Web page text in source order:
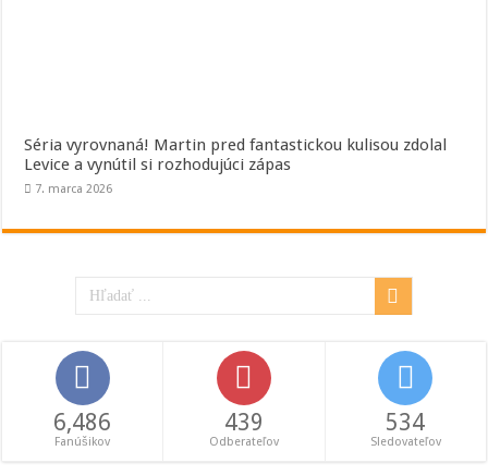
Séria vyrovnaná! Martin pred fantastickou kulisou zdolal
Levice a vynútil si rozhodujúci zápas
7. marca 2026
6,486
Fanúšikov
439
Odberateľov
534
Sledovateľov